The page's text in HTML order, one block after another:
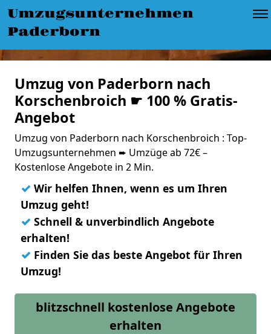
Umzugsunternehmen
Paderborn
Umzug von Paderborn nach
Korschenbroich ☛ 100 % Gratis-
Angebot
Umzug von Paderborn nach Korschenbroich : Top-
Umzugsunternehmen ➨ Umzüge ab 72€ –
Kostenlose Angebote in 2 Min.
✓ Wir helfen Ihnen, wenn es um Ihren
Umzug geht!
✓ Schnell & unverbindlich Angebote
erhalten!
✓ Finden Sie das beste Angebot für Ihren
Umzug!
blitzschnell kostenlose Angebote
erhalten